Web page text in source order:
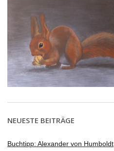
NEUESTE BEITRÄGE
Buchtipp: Alexander von Humboldt